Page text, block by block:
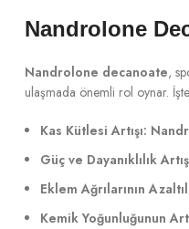
Nandrolone
Nandrolone decanoate,
ulaşmada önemli rol oynar. İşte
Kas Kütlesi Artışı:
Güç ve Dayanıklılık
Eklem Ağrılarının
Kemik Yoğunluğunun